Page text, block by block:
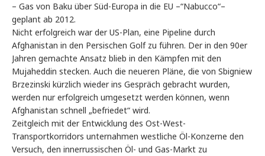
– Gas von Baku über Süd-Europa in die EU –“Nabucco“–
geplant ab 2012.
Nicht erfolgreich war der US-Plan, eine Pipeline durch
Afghanistan in den Persischen Golf zu führen. Der in den 90er
Jahren gemachte Ansatz blieb in den Kämpfen mit den
Mujaheddin stecken. Auch die neueren Pläne, die von Sbigniew
Brzezinski kürzlich wieder ins Gespräch gebracht wurden,
werden nur erfolgreich umgesetzt werden können, wenn
Afghanistan schnell „befriedet“ wird.
Zeitgleich mit der Entwicklung des Ost-West-
Transportkorridors unternahmen westliche Öl-Konzerne den
Versuch, den innerrussischen Öl- und Gas-Markt zu